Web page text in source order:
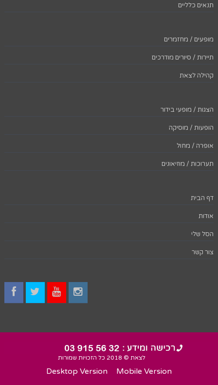
תנאים כלליים
מופעים / מחזמרים
תיירות / סיורים מודרכים
קהילה לצאת
הצגות / מופעי בידור
הופעות / מוסיקה
אופרה / מחול
תערוכות / מוזיאונים
דף הבית
אודות
הסל שלי
צור קשר
לצאת © 2018 כל הזכויות שמורות
Desktop Version Mobile Version